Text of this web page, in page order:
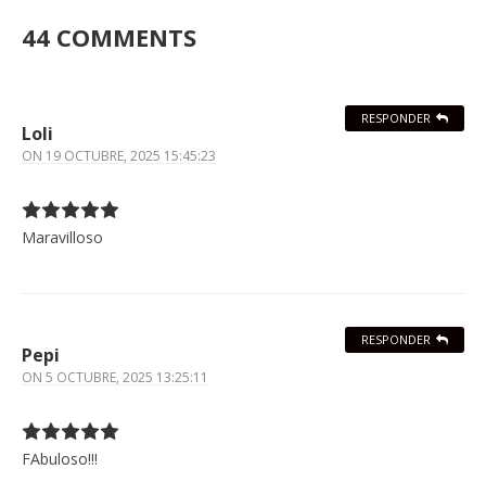
44 COMMENTS
Loli
ON 19 OCTUBRE, 2025 15:45:23
Maravilloso
RESPONDER
Pepi
ON 5 OCTUBRE, 2025 13:25:11
FAbuloso!!!
RESPONDER